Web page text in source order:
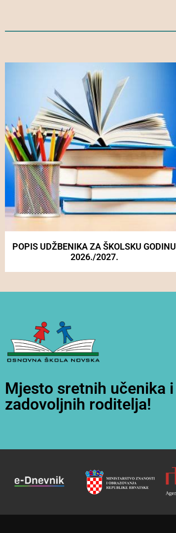
POPIS UDŽBENIKA ZA ŠKOLSKU GODINU
2026./2027.
Mjesto sretnih učenika i
zadovoljnih roditelja!